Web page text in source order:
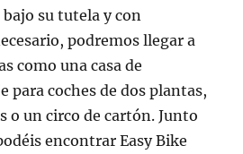
bajo su tutela y con
podremos llegar a
como una casa de
para coches de dos plantas,
o un circo de cartón. Junto
encontrar Easy Bike